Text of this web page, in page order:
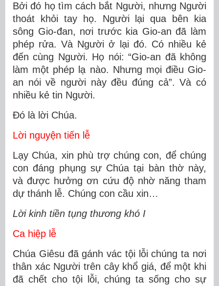
Bởi đó họ tìm cách bắt Người, nhưng Người
thoát khỏi tay họ. Người lại qua bên kia
sông Gio-đan, nơi trước kia Gio-an đã làm
phép rửa. Và Người ở lại đó. Có nhiều kẻ
đến cùng Người. Họ nói: “Gio-an đã không
làm một phép lạ nào. Nhưng mọi điều Gio-
an nói về người này đều đúng cả”. Và có
nhiều kẻ tin Người.
Ðó là lời Chúa.
Lời nguyện tiến lễ
Lạy Chúa, xin phù trợ chúng con, để chúng
con đáng phụng sự Chúa tại bàn thờ này,
và được hưởng ơn cứu độ nhờ năng tham
dự thánh lễ. Chúng con cầu xin…
Lời kinh tiền tụng thương khó I
Ca hiệp lễ
Chúa Giêsu đã gánh vác tội lỗi chúng ta nơi
thân xác Người trên cây khổ giá, để một khi
đã chết cho tội lỗi, chúng ta sống cho sự